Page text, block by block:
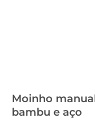
Moinho
bambu e aço